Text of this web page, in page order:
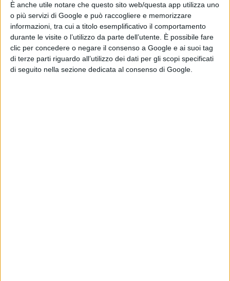
È anche utile notare che questo sito web/questa app utilizza uno
o più servizi di Google e può raccogliere e memorizzare
informazioni, tra cui a titolo esemplificativo il comportamento
durante le visite o l’utilizzo da parte dell’utente. È possibile fare
clic per concedere o negare il consenso a Google e ai suoi tag
di terze parti riguardo all’utilizzo dei dati per gli scopi specificati
di seguito nella sezione dedicata al consenso di Google.
incontri di orientamento rivolti agli operatori turistici,
agrituristici e agroalimentari, che si svolgeranno lunedì
29 ottobre 2012 nei Comuni di Ortona presso la Sala
Consiliare del Comune in Via Cavour dalle ore 10.30 alle
ore 12.30 e a Vasto presso l'ex Palazzo scolastico c/o il